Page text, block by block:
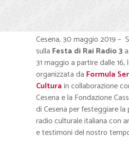
Cesena, 30 maggio 2019 –
sulla Festa di Rai Radio 3
31 maggio a partire dalle 16,
organizzata da Formula
Culturain collaborazione
Cesena e la Fondazione
di Cesena per festeggiare
radio culturale italiana con
e testimoni del nostro